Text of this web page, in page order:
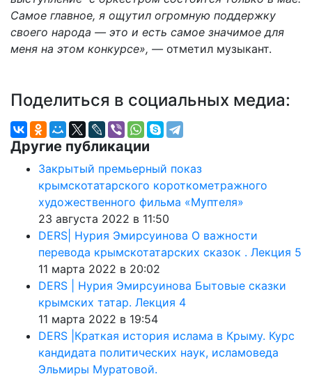
Самое главное, я ощутил огромную поддержку
своего народа — это и есть самое значимое для
меня на этом конкурсе», — отметил музыкант.
Поделиться в социальных медиа:
Другие публикации
Закрытый премьерный показ
крымскотатарского короткометражного
художественного фильма «Муптеля»
23 августа 2022 в 11:50
DERS| Нурия Эмирсуинова О важности
перевода крымскотатарских сказок . Лекция 5
11 марта 2022 в 20:02
DERS | Нурия Эмирсуинова Бытовые сказки
крымских татар. Лекция 4
11 марта 2022 в 19:54
DERS |Краткая история ислама в Крыму. Курс
кандидата политических наук, исламоведа
Эльмиры Муратовой.